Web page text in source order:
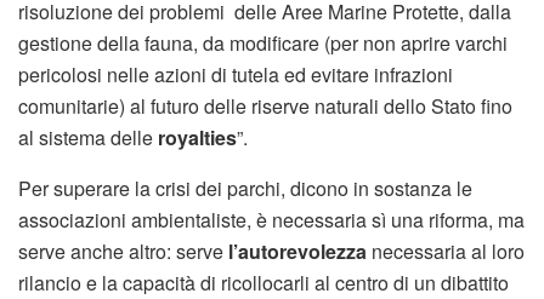
risoluzione dei problemi delle Aree Marine Protette, dalla
gestione della fauna, da modificare (per non aprire varchi
pericolosi nelle azioni di tutela ed evitare infrazioni
comunitarie) al futuro delle riserve naturali dello Stato fino
al sistema delle royalties”.
Per superare la crisi dei parchi, dicono in sostanza le
associazioni ambientaliste, è necessaria sì una riforma, ma
serve anche altro: serve l’autorevolezza necessaria al loro
rilancio e la capacità di ricollocarli al centro di un dibattito